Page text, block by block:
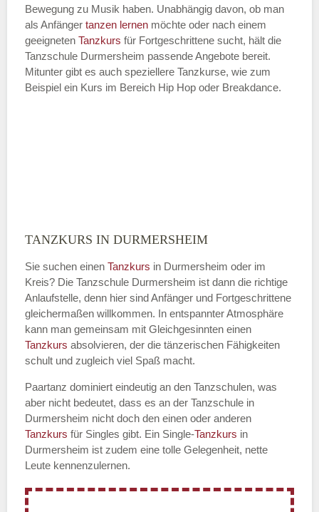
Bewegung zu Musik haben. Unabhängig davon, ob man
als Anfänger tanzen lernen möchte oder nach einem
geeigneten Tanzkurs für Fortgeschrittene sucht, hält die
Tanzschule Durmersheim passende Angebote bereit.
Mitunter gibt es auch speziellere Tanzkurse, wie zum
Beispiel ein Kurs im Bereich Hip Hop oder Breakdance.
TANZKURS IN DURMERSHEIM
Sie suchen einen Tanzkurs in Durmersheim oder im
Kreis? Die Tanzschule Durmersheim ist dann die richtige
Anlaufstelle, denn hier sind Anfänger und Fortgeschrittene
gleichermaßen willkommen. In entspannter Atmosphäre
kann man gemeinsam mit Gleichgesinnten einen
Tanzkurs absolvieren, der die tänzerischen Fähigkeiten
schult und zugleich viel Spaß macht.
Paartanz dominiert eindeutig an den Tanzschulen, was
aber nicht bedeutet, dass es an der Tanzschule in
Durmersheim nicht doch den einen oder anderen
Tanzkurs für Singles gibt. Ein Single-Tanzkurs in
Durmersheim ist zudem eine tolle Gelegenheit, nette
Leute kennenzulernen.